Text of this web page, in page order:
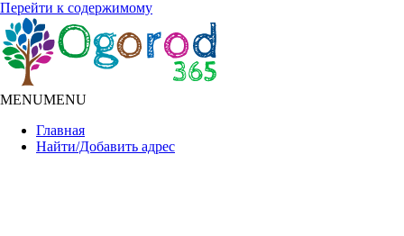
Перейти к содержимому
MENUMENU
Главная
Найти/Добавить адрес